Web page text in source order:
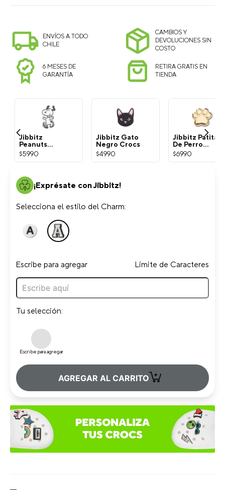
ENVÍOS A TODO
CHILE
CAMBIOS Y
DEVOLUCIONES SIN
COSTO
6 MESES DE
GARANTÍA
RETIRA GRATIS EN
TIENDA
Jibbitz
Peanuts
Snoopy
Blanco Crocs
$5990
Jibbitz Gato
Negro Crocs
$4990
Jibbitz Patita
De Perro
Dorada Crocs
$6990
¡Exprésate con Jibbitz!
Selecciona el estilo del Charm:
Escribe para agregar Limite de Caracteres
Tu selección:
Escribe para agregar
AGREGAR AL CARRITO +